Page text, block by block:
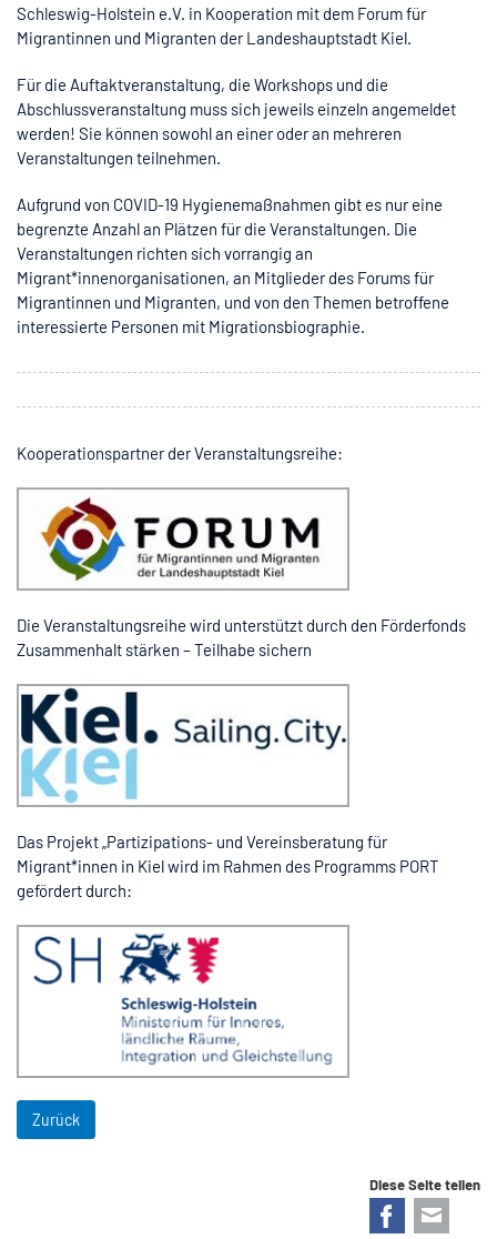
Schleswig-Holstein e.V. in Kooperation mit dem Forum für
Migrantinnen und Migranten der Landeshauptstadt Kiel.
Für die Auftaktveranstaltung, die Workshops und die
Abschlussveranstaltung muss sich jeweils einzeln angemeldet
werden! Sie können sowohl an einer oder an mehreren
Veranstaltungen teilnehmen.
Aufgrund von COVID-19 Hygienemaßnahmen gibt es nur eine
begrenzte Anzahl an Plätzen für die Veranstaltungen. Die
Veranstaltungen richten sich vorrangig an
Migrant*innenorganisationen, an Mitglieder des Forums für
Migrantinnen und Migranten, und von den Themen betroffene
interessierte Personen mit Migrationsbiographie.
Kooperationspartner der Veranstaltungsreihe:
Die Veranstaltungsreihe wird unterstützt durch den Förderfonds
Zusammenhalt stärken – Teilhabe sichern
Das Projekt „Partizipations- und Vereinsberatung für
Migrant*innen in Kiel wird im Rahmen des Programms PORT
gefördert durch:
Zurück
Diese Seite teilen
Facebook